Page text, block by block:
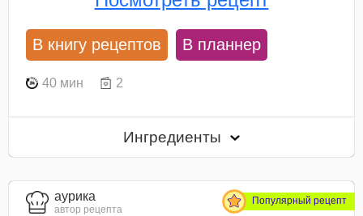
В книгу рецептов В планнер
40 мин 2
Ингредиенты
aурика
автор рецепта
Популярный рецепт